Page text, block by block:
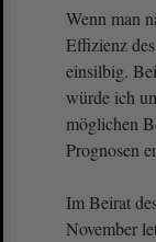
Wenn man
Effizienz
einsilbig.
würde ich
möglichen
Prognosen
Im Beirat
November